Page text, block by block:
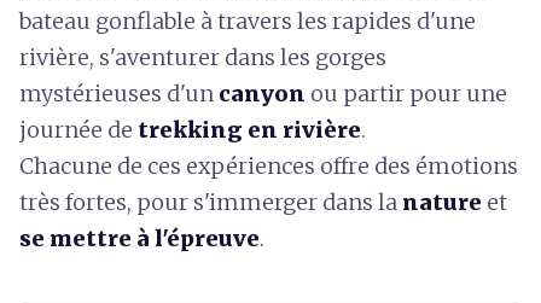
bateau gonflable à travers les rapides d'une
rivière, s'aventurer dans les gorges
mystérieuses d'un canyon ou partir pour une
journée de trekking en rivière.
Chacune de ces expériences offre des émotions
très fortes, pour s'immerger dans la nature et
se mettre à l'épreuve.